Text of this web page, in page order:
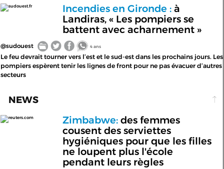
sudouest.fr Incendies en Gironde :à
Landiras, « Les pompiers se
battent avec acharnement »
@sudouest 4 ans
Le feu devrait tourner vers l’est et le sud-est dans les prochains jours. Les
pompiers espèrent tenir les lignes de front pour ne pas évacuer d’autres
secteurs
NEWS
reuters.com Zimbabwe:des femmes
cousent des serviettes
hygiéniques pour que les filles
ne loupent plus l'école
pendant leurs règles